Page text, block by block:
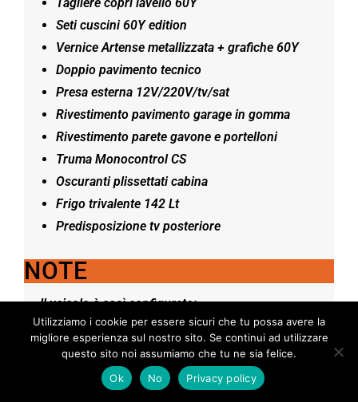
Seti cuscini 60Y edition
Vernice Artense metallizzata + grafiche 60Y
Doppio pavimento tecnico
Presa esterna 12V/220V/tv/sat
Rivestimento pavimento garage in gomma
Rivestimento parete gavone e portelloni
Truma Monocontrol CS
Oscuranti plissettati cabina
Frigo trivalente 142 Lt
Predisposizione tv posteriore
NOTE
Il veicolo è così configurato:
Adria Matrix 670SL 60Y 2.2 140cv
Cambio automatico
Utilizziamo i cookie per essere sicuri che tu possa avere la
migliore esperienza sul nostro sito. Se continui ad utilizzare
questo sito noi assumiamo che tu ne sia felice.
Ok
No Privacy policy